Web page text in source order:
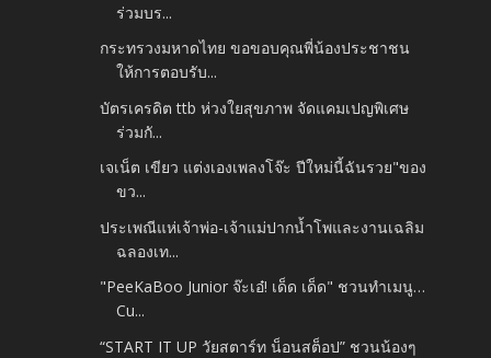
ร่วมบร...
กระทรวงมหาดไทย ขอขอบคุณพี่น้องประชาชน
ให้การตอบรับ...
บัตรเครดิต ttb ห่วงใยสุขภาพ จัดแคมเปญพิเศษ
ร่วมกั...
เจเน็ต เขียว แต่งเองเพลงโจ๊ะ ปีใหม่นี้ฉันรวย"ของ
ขว...
ประเพณีแห่เจ้าพ่อ-เจ้าแม่ปากน้ำโพและงานเฉลิม
ฉลองเท...
"PeeKaBoo Junior จ๊ะเอ๋! เด็ด เด็ด" ชวนทำเมนู…
Cu...
“START IT UP วัยสตาร์ท น็อนสต็อป” ชวนน้องๆ